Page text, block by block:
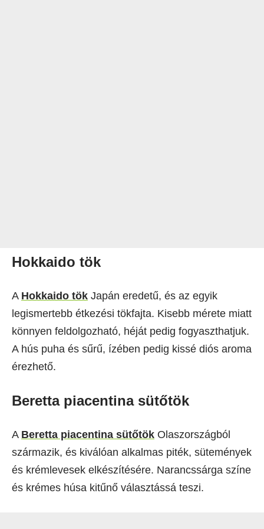
Hokkaido tök
A Hokkaido tök Japán eredetű, és az egyik
legismertebb étkezési tökfajta. Kisebb mérete miatt
könnyen feldolgozható, héját pedig fogyaszthatjuk.
A hús puha és sűrű, ízében pedig kissé diós aroma
érezhető.
Beretta piacentina sütőtök
A Beretta piacentina sütőtök Olaszországból
származik, és kiválóan alkalmas piték, sütemények
és krémlevesek elkészítésére. Narancssárga színe
és krémes húsa kitűnő választássá teszi.